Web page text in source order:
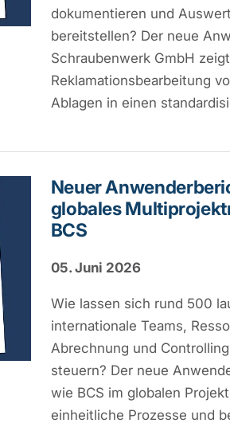
dokumentieren und
bereitstellen? Der neue
Schraubenwerk GmbH
Reklamationsbearbeitung
Ablagen in einen
Neuer
globales
BCS
05. Juni 2026
Wie lassen sich rund 500
internationale Teams,
Abrechnung und
steuern? Der neue
wie BCS im globalen
einheitliche Prozesse und